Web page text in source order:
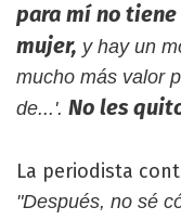
para mí no
mujer, y hay un
mucho más valor
de...'. No les
La periodista
"Después, no sé